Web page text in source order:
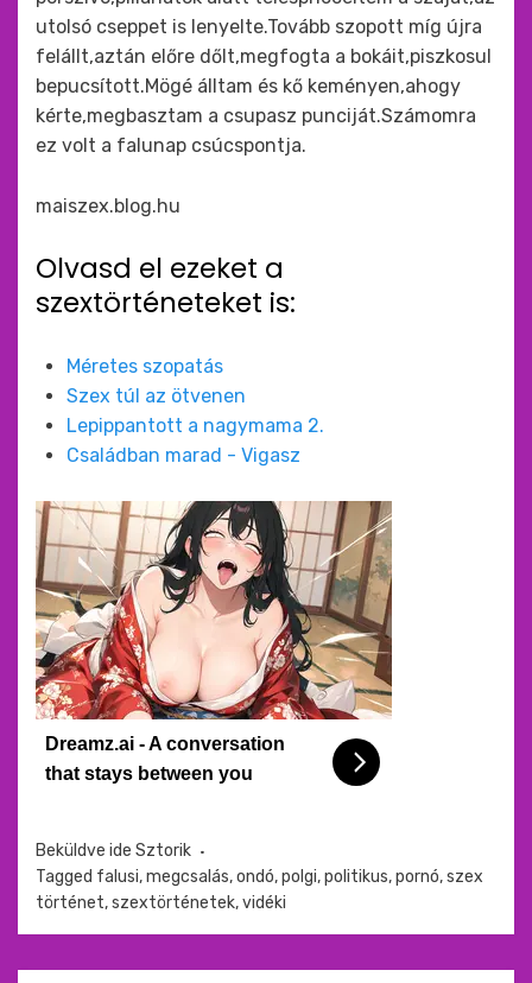
utolsó cseppet is lenyelte.Tovább szopott míg újra
felállt,aztán előre dőlt,megfogta a bokáit,piszkosul
bepucsított.Mögé álltam és kő keményen,ahogy
kérte,megbasztam a csupasz punciját.Számomra
ez volt a falunap csúcspontja.
maiszex.blog.hu
Olvasd el ezeket a
szextörténeteket is:
Méretes szopatás
Szex túl az ötvenen
Lepippantott a nagymama 2.
Családban marad - Vigasz
Dreamz.ai - A conversation
that stays between you
Beküldve ide Sztorik
Tagged falusi,megcsalás,ondó,polgi,politikus,pornó,szex
történet,szextörténetek,vidéki